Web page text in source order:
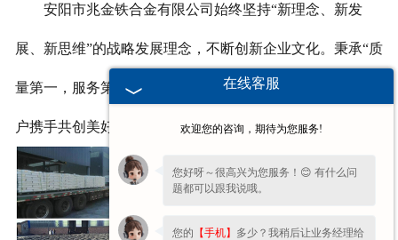
安阳市兆金铁合金有限公司始终坚持“新理念、新发
展、新思维”的战略发展理念，不断创新企业文化。秉承“质
量第一，服务第一”的经营模式,我们将与各界朋友、新老客
户携手共创美好明天。
在线客服
欢迎您的咨询，期待为您服务!
您好呀～很高兴为您服务！😊 有什么问
题都可以跟我说哦。
您的 【手机】 多少？我稍后让业务经理给